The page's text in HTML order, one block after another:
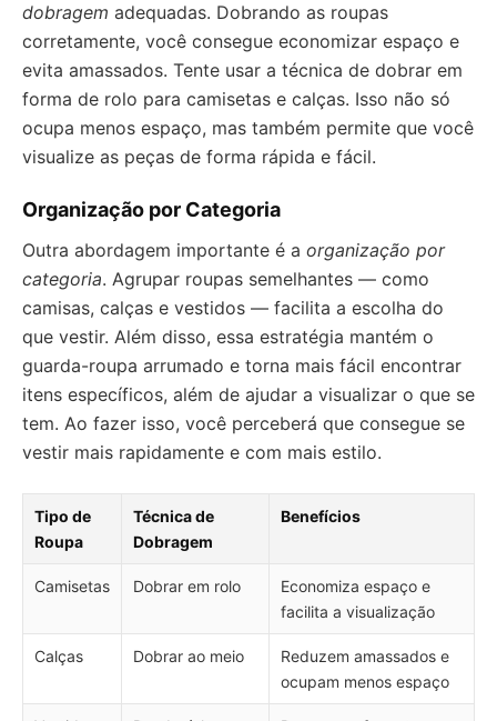
dobragem adequadas. Dobrando as roupas
corretamente, você consegue economizar espaço e
evita amassados. Tente usar a técnica de dobrar em
forma de rolo para camisetas e calças. Isso não só
ocupa menos espaço, mas também permite que você
visualize as peças de forma rápida e fácil.
Organização por Categoria
Outra abordagem importante é a organização por
categoria. Agrupar roupas semelhantes — como
camisas, calças e vestidos — facilita a escolha do
que vestir. Além disso, essa estratégia mantém o
guarda-roupa arrumado e torna mais fácil encontrar
itens específicos, além de ajudar a visualizar o que se
tem. Ao fazer isso, você perceberá que consegue se
vestir mais rapidamente e com mais estilo.
Tipo de
Roupa
Técnica de
Dobragem
Benefícios
Camisetas Dobrar em rolo
Economiza espaço e
facilita a visualização
Calças Dobrar ao meio
Reduzem amassados e
ocupam menos espaço